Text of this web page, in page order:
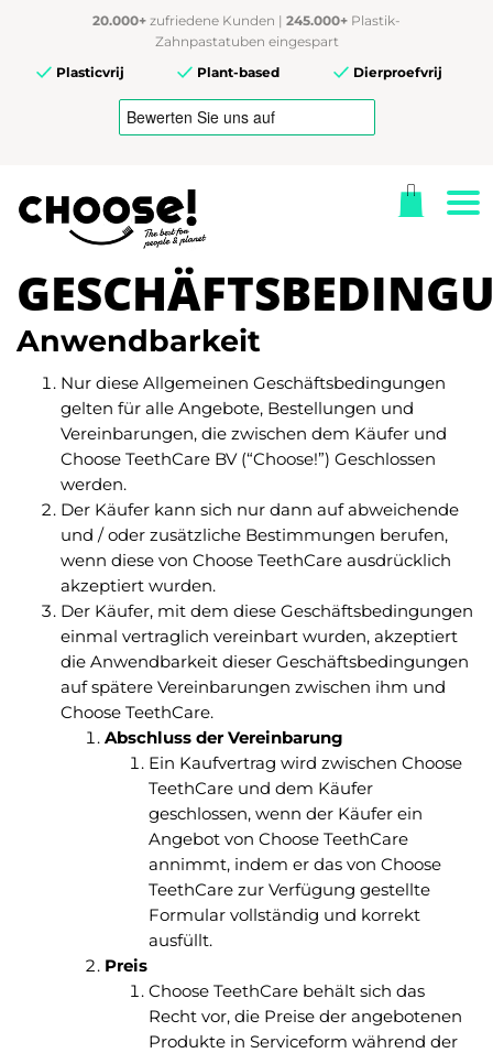
20.000+ zufriedene Kunden | 245.000+ Plastik-
Zahnpastatuben eingespart
Plasticvrij
Plant-based Dierproefvrij
Anwendbarkeit
Nur diese Allgemeinen Geschäftsbedingungen
gelten für alle Angebote, Bestellungen und
Vereinbarungen, die zwischen dem Käufer und
Choose TeethCare BV (“Choose!”) Geschlossen
werden.
Der Käufer kann sich nur dann auf abweichende
und / oder zusätzliche Bestimmungen berufen,
wenn diese von Choose TeethCare ausdrücklich
akzeptiert wurden.
Der Käufer, mit dem diese Geschäftsbedingungen
einmal vertraglich vereinbart wurden, akzeptiert
die Anwendbarkeit dieser Geschäftsbedingungen
auf spätere Vereinbarungen zwischen ihm und
Choose TeethCare.
Abschluss der Vereinbarung
Ein Kaufvertrag wird zwischen Choose
TeethCare und dem Käufer
geschlossen, wenn der Käufer ein
Angebot von Choose TeethCare
annimmt, indem er das von Choose
TeethCare zur Verfügung gestellte
Formular vollständig und korrekt
ausfüllt.
Preis
Choose TeethCare behält sich das
Recht vor, die Preise der angebotenen
Produkte in Serviceform während der